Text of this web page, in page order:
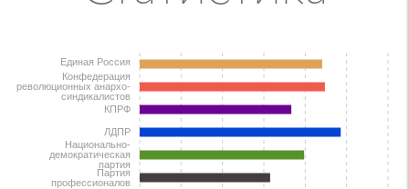
Партия
профессионалов
Национально-
демократическая
партия
ЛДПР
КПРФ
Конфедерация
революционных анархо-
синдикалистов
Единая Россия